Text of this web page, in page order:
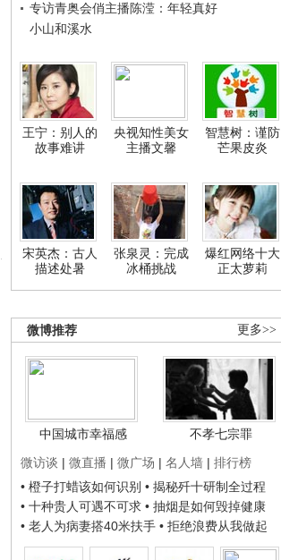
专访青奥会俏主播陈滢：年轻真好
小山和溪水
王宁：别人的
故事难讲
央视知性美女
主播文馨
智慧树：谨防
芒果皮炎
宋英杰：古人
描述处暑
张泉灵：完成
冰桶挑战
爆红网络十大
正太萝莉
更多>>
微博推荐
中国城市幸福感
不孝七宗罪
微访谈 | 微直播 | 微广场 | 名人墙 | 排行榜
• 橙子打蜡该如何识别 • 揭秘歼十研制全过程
• 十种贵人可遇不可求 • 抽烟是如何毁掉健康
• 老人为病妻搭40米扶手 • 拒绝浪费从我做起